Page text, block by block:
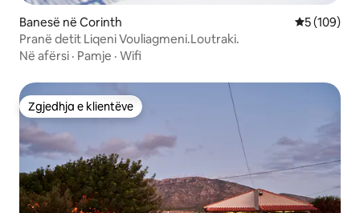
Banesë në Corinth Vlerësimi
5 (109)
Pranë detit Liqeni Vouliagmeni.Loutraki.
Në afërsi · Pamje · Wifi
Zgjedhja e klientëve
Zgjedhja e klientëve